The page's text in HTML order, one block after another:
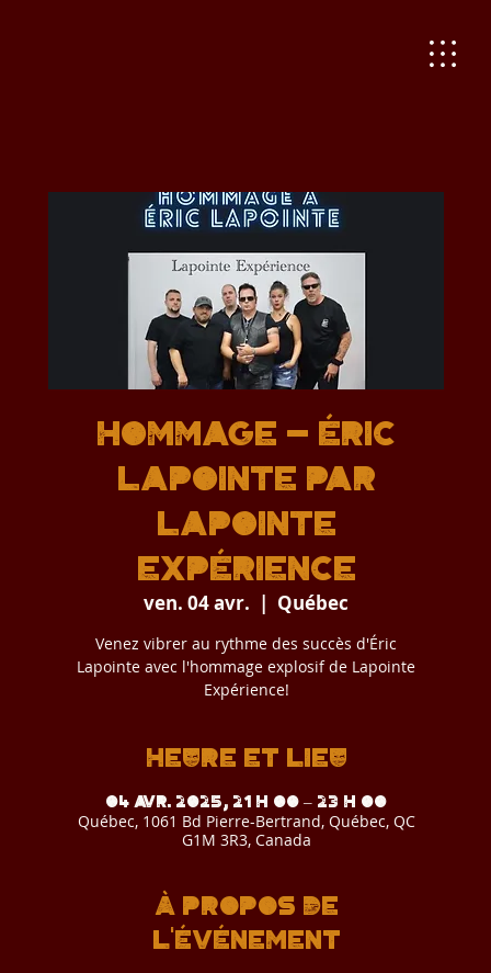
Hommage - ÉRIC
LAPOINTE par
Lapointe
Expérience
ven. 04 avr.
  |
Québec
Venez vibrer au rythme des succès d'Éric
Lapointe avec l'hommage explosif de Lapointe
Expérience!
Heure et lieu
04 avr. 2025, 21 h 00 – 23 h 00
Québec, 1061 Bd Pierre-Bertrand, Québec, QC
G1M 3R3, Canada
À propos de
l'événement